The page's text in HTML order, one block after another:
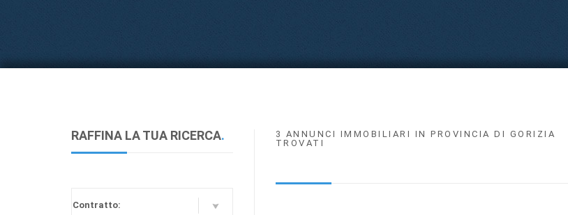
3 ANNUNCI IMMOBILIARI IN PROVINCIA DI GORIZIA
TROVATI
RAFFINA LA TUA RICERCA.